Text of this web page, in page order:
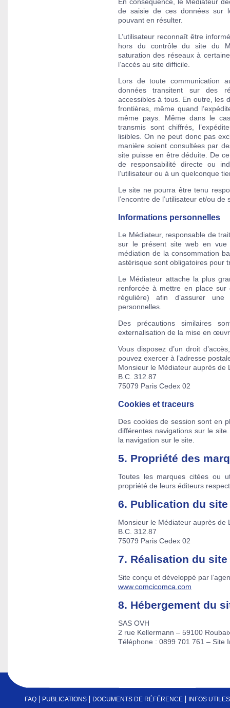
de saisie de ces données sur
pouvant en résulter.
L’utilisateur reconnaît être
hors du contrôle du site du
saturation des réseaux à
l’accès au site difficile.
Lors de toute communication
données transitent sur des
accessibles à tous. En outre, les
frontières, même quand
même pays. Même dans le
transmis sont chiffrés,
lisibles. On ne peut donc pas
manière soient consultées par
site puisse en être déduite. De
de responsabilité directe ou
l’utilisateur ou à un quelconque
Le site ne pourra être tenu
l’encontre de l’utilisateur et/ou
Informations personnelles
Le Médiateur, responsable de
sur le présent site web en vue
médiation de la consommation
astérisque sont obligatoires pour
Le Médiateur attache la plus
renforcée à mettre en place sur
régulière) afin d’assurer
personnelles.
Des précautions similaires
externalisation de la mise en
Vous disposez d’un droit
pouvez exercer à l’adresse
Monsieur le Médiateur auprès de
B.C. 312.87
75079 Paris Cedex 02
Cookies et traceurs
Des cookies de session sont en
différentes navigations sur le
la navigation sur le site.
5. Propriété des
Toutes les marques citées ou
propriété de leurs éditeurs
6. Publication du site
Monsieur le Médiateur auprès de
B.C. 312.87
75079 Paris Cedex 02
7. Réalisation du site
Site conçu et développé par
www.comcicomca.com
8. Hébergement du
SAS OVH
2 rue Kellermann – 59100
Téléphone : 0899 701 761 – Site
FAQ PUBLICATIONS DOCUMENTS DE RÉFÉRENCE INFOS UTILES